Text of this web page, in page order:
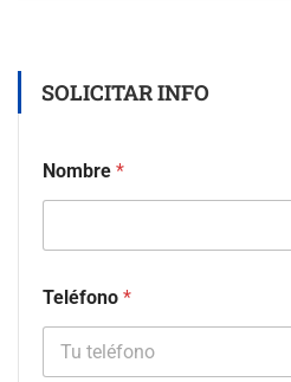
SOLICITAR INFO
Nombre *
Teléfono *